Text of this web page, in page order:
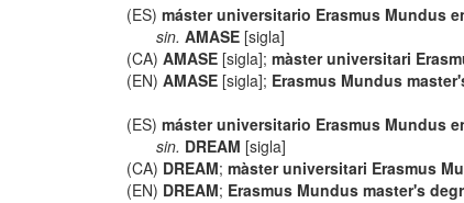
(ES)máster universitario Erasmus Mundus
sin. AMASE[sigla]
(CA)AMASE [sigla];màster universitari
(EN)AMASE [sigla]; Erasmus Mundus
(ES)máster universitario Erasmus Mundus
sin. DREAM [sigla]
(CA) DREAM;màster universitari Erasmus
(EN) DREAM; Erasmus Mundus master's